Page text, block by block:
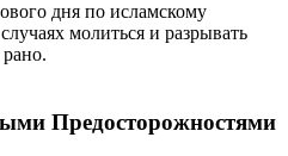
дня по исламскому
молиться и разрывать
Предосторожностями